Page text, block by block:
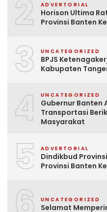
2 ADVERTORIAL
Horison Ultima
Provinsi Banten
3 UNCATEGORIZED
BPJS
Kabupaten
4 UNCATEGORIZED
Gubernur Banten
Transportasi
Masyarakat
5 ADVERTORIAL
Dindikbud Provinsi
Provinsi Banten
UNCATEGORIZED
Selamat